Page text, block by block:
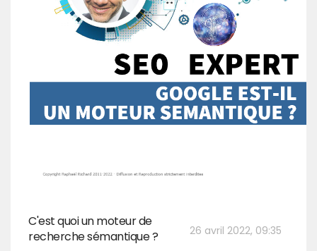
26 avril 2022, 09:35
C'est quoi un moteur de
recherche sémantique ?